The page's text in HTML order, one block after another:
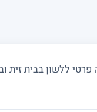
ללשון בבית זית